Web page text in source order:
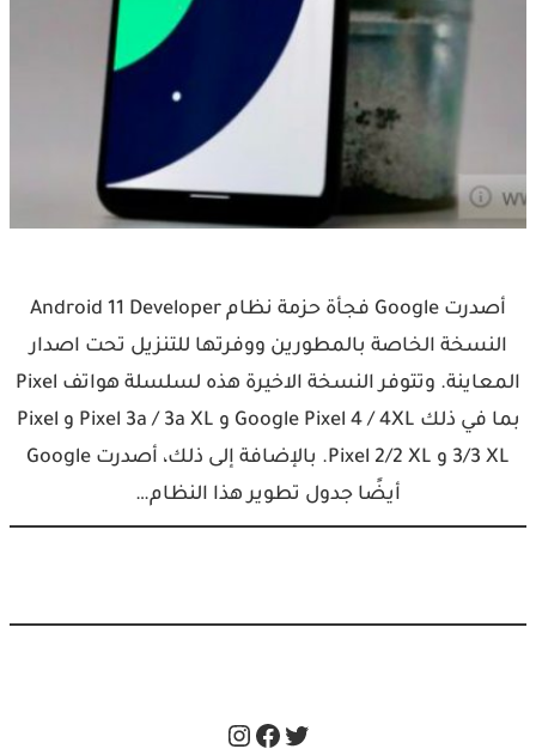
أصدرت Google فجأة حزمة نظام Android 11 Developer
النسخة الخاصة بالمطورين ووفرتها للتنزيل تحت اصدار
المعاينة. وتتوفر النسخة الاخيرة هذه لسلسلة هواتف Pixel
بما في ذلك Google Pixel 4 / 4XL و Pixel 3a / 3a XL و Pixel
3/3 XL و Pixel 2/2 XL. بالإضافة إلى ذلك، أصدرت Google
أيضًا جدول تطوير هذا النظام…
Twitter
Facebook
Instagram